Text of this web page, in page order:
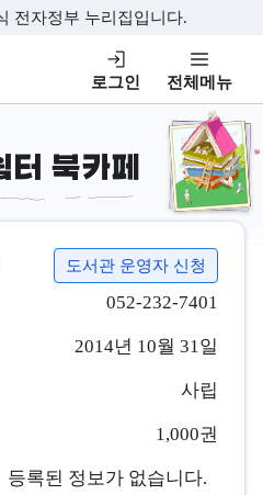
본문 바로가기
전자정부 누리집입니다.
로그인 전체메뉴
터 북카페
도서관 운영자 신청
052-232-7401
2014년 10월 31일
사립
1,000권
등록된 정보가 없습니다.